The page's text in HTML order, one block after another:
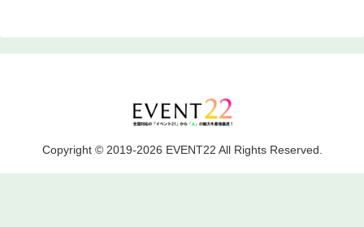
Copyright © 2019-2026 EVENT22 All Rights Reserved.